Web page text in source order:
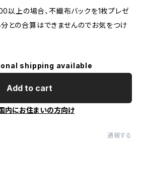
以上の場合、不織布バックを1枚プレゼ
との合算はできませんのでお気をつけ
shipping available
Add to cart
内にお住まいの方向け
通報する